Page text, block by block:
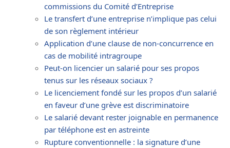
commissions du Comité d’Entreprise
Le transfert d’une entreprise n’implique pas celui
de son règlement intérieur
Application d’une clause de non-concurrence en
cas de mobilité intragroupe
Peut-on licencier un salarié pour ses propos
tenus sur les réseaux sociaux ?
Le licenciement fondé sur les propos d’un salarié
en faveur d’une grève est discriminatoire
Le salarié devant rester joignable en permanence
par téléphone est en astreinte
Rupture conventionnelle : la signature d’une